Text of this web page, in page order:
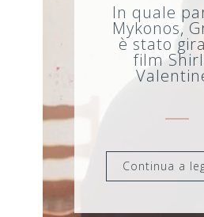
In quale
Mykonos,
è stato
film
Continua a